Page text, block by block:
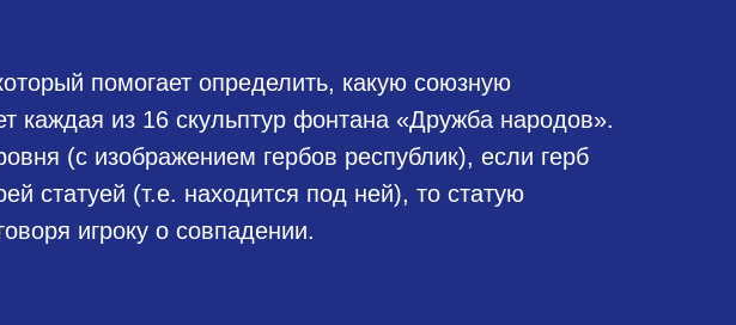
помогает определить, какую союзную
каждая из 16 скульптур фонтана «Дружба народов».
(с изображением гербов республик), если герб
статуей (т.е. находится под ней), то статую
игроку о совпадении.